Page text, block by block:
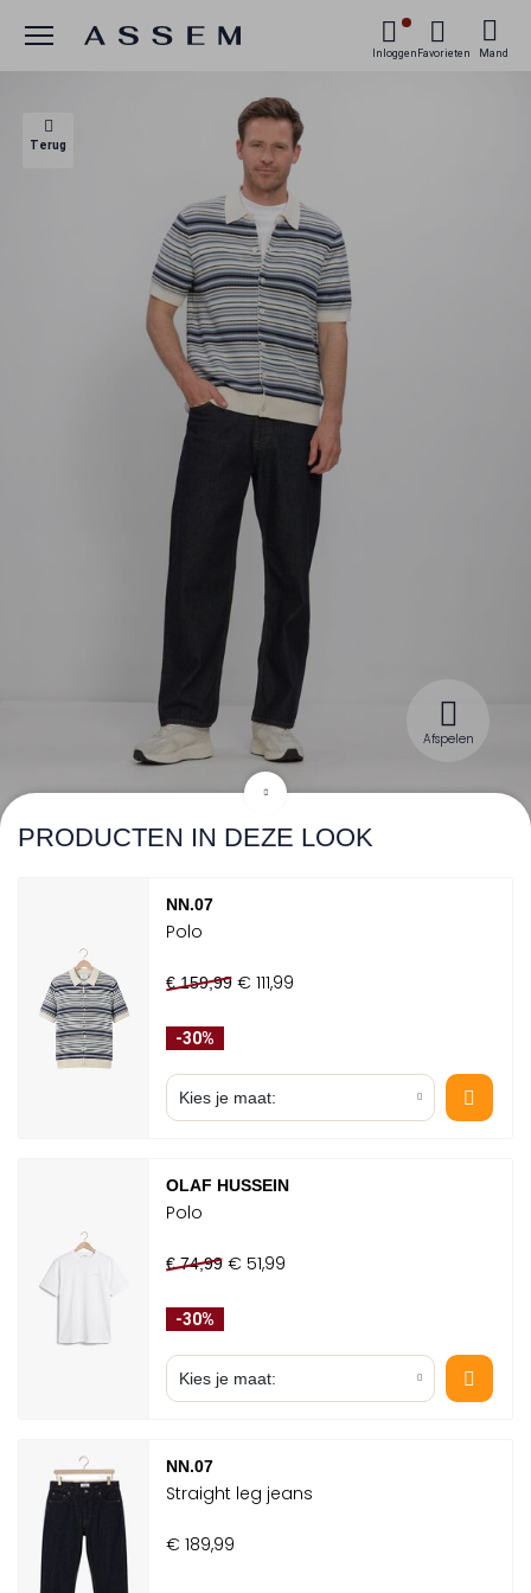
Menu
Inloggen Favorieten Mand
Om jou zo goed mogelijk van
dienst te zijn, gebruiken we cookies
op onze website. Functionele en
analytische cookies zorgen ervoor
Terug
Afspelen
PRODUCTEN IN DEZE LOOK
NN.07
Polo
€ 159,99 € 111,99
-30%
Kies je maat:
OLAF HUSSEIN
Polo
€ 74,99 € 51,99
-30%
Kies je maat:
NN.07
Straight leg jeans
€ 189,99